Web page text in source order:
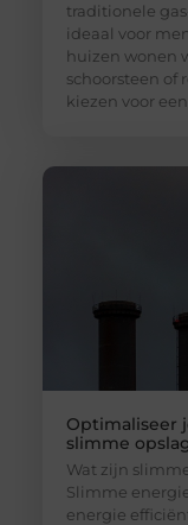
traditionele
ideaal voor
huizen wonen
schoorsteen of
kiezen voor een
Optimaliseer
slimme
Wat zijn
Slimme
energie